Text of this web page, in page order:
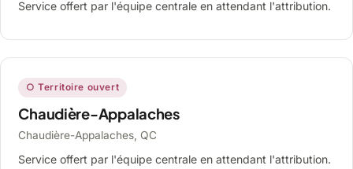
Service offert par l'équipe centrale en attendant l'attribution.
○ Territoire ouvert
Chaudière-Appalaches
Chaudière-Appalaches, QC
Service offert par l'équipe centrale en attendant l'attribution.